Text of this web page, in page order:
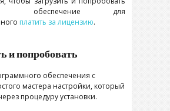
обеспечение для
платить за лицензию.
и попробовать
обеспечения с
мастера настройки, который
процедуру установки.